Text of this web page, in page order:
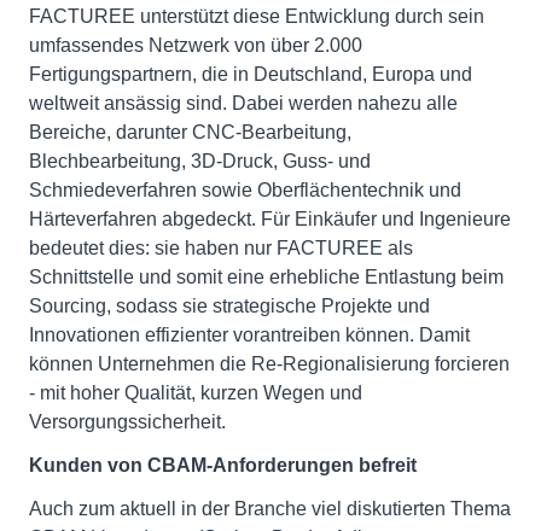
FACTUREE unterstützt diese Entwicklung durch sein
umfassendes Netzwerk von über 2.000
Fertigungspartnern, die in Deutschland, Europa und
weltweit ansässig sind. Dabei werden nahezu alle
Bereiche, darunter CNC-Bearbeitung,
Blechbearbeitung, 3D-Druck, Guss- und
Schmiedeverfahren sowie Oberflächentechnik und
Härteverfahren abgedeckt. Für Einkäufer und Ingenieure
bedeutet dies: sie haben nur FACTUREE als
Schnittstelle und somit eine erhebliche Entlastung beim
Sourcing, sodass sie strategische Projekte und
Innovationen effizienter vorantreiben können. Damit
können Unternehmen die Re-Regionalisierung forcieren
- mit hoher Qualität, kurzen Wegen und
Versorgungssicherheit.
Kunden von CBAM-Anforderungen befreit
Auch zum aktuell in der Branche viel diskutierten Thema